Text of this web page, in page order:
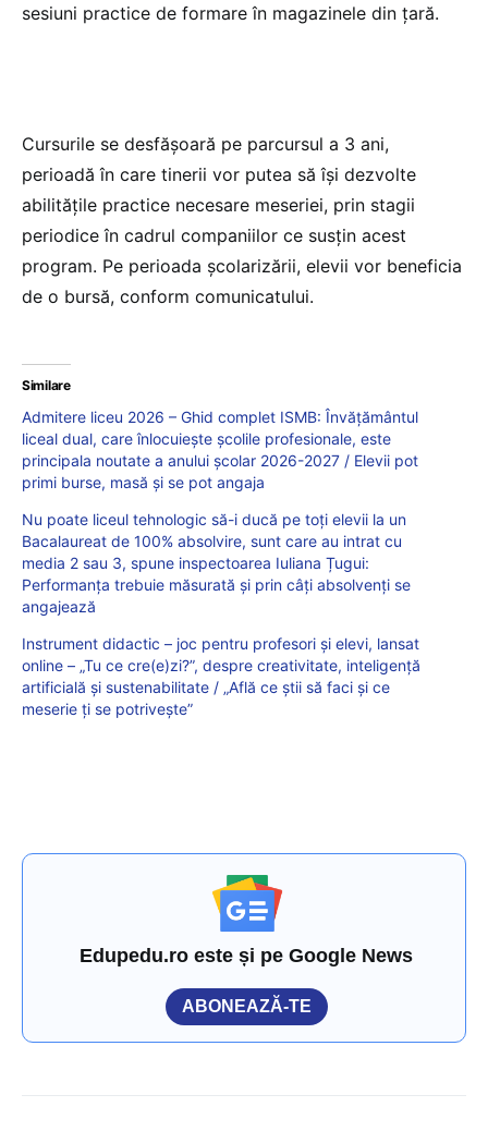
sesiuni practice de formare în magazinele din țară.
Cursurile se desfășoară pe parcursul a 3 ani,
perioadă în care tinerii vor putea să își dezvolte
abilitățile practice necesare meseriei, prin stagii
periodice în cadrul companiilor ce susțin acest
program. Pe perioada școlarizării, elevii vor beneficia
de o bursă, conform comunicatului.
Similare
Admitere liceu 2026 – Ghid complet ISMB: Învățământul
liceal dual, care înlocuiește școlile profesionale, este
principala noutate a anului școlar 2026-2027 / Elevii pot
primi burse, masă și se pot angaja
Nu poate liceul tehnologic să-i ducă pe toți elevii la un
Bacalaureat de 100% absolvire, sunt care au intrat cu
media 2 sau 3, spune inspectoarea Iuliana Țugui:
Performanța trebuie măsurată și prin câți absolvenți se
angajează
Instrument didactic – joc pentru profesori și elevi, lansat
online – „Tu ce cre(e)zi?”, despre creativitate, inteligență
artificială și sustenabilitate / „Află ce știi să faci și ce
meserie ți se potrivește”
Edupedu.ro este și pe Google News
ABONEAZĂ-TE